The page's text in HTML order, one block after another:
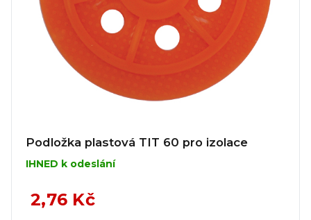
Podložka plastová TIT 60 pro izolace
IHNED k odeslání
2,76 Kč